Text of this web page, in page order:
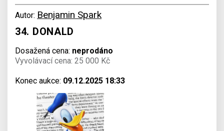
Autor: Benjamin Spark
34. DONALD
Dosažená cena: neprodáno
Vyvolávací cena: 25 000 Kč
Konec aukce: 09.12.2025 18:33